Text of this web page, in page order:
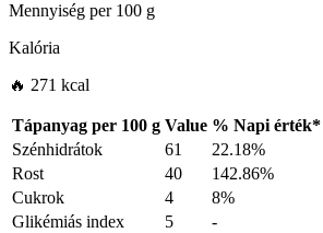
Mennyiség per100 g
Kalória
🔥 271 kcal
Tápanyag per 100 g Value % Napi érték*
Szénhidrátok
61
22.18%
Rost
40
142.86%
Cukrok
4
8%
Glikémiás index
5
-